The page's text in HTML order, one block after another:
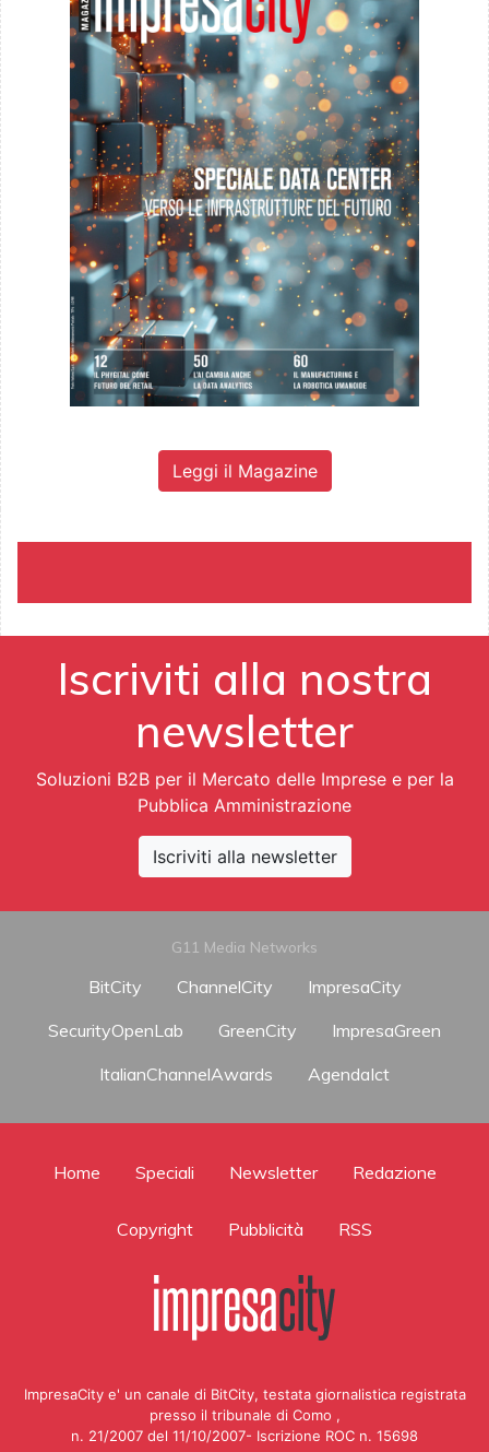
Leggi il Magazine
Iscriviti alla nostra
newsletter
Soluzioni B2B per il Mercato delle Imprese e per la
Pubblica Amministrazione
Iscriviti alla newsletter
G11 Media Networks
BitCity ChannelCity
ImpresaCity
SecurityOpenLab
GreenCity
ImpresaGreen
ItalianChannelAwards
AgendaIct
Home Speciali Newsletter Redazione
Copyright Pubblicità RSS
ImpresaCity e' un canale di BitCity, testata giornalistica registrata
presso il tribunale di Como ,
n. 21/2007 del 11/10/2007- Iscrizione ROC n. 15698